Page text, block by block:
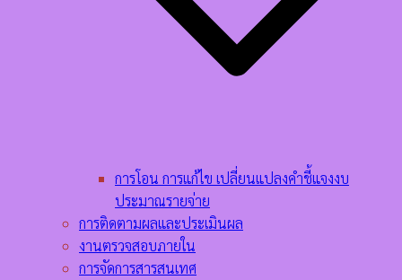
การโอน การแก้ไข เปลี่ยนแปลงคำชี้แจงงบ
ประมาณรายจ่าย
การติดตามผลและประเมินผล
งานตรวจสอบภายใน
การจัดการสารสนเทศ